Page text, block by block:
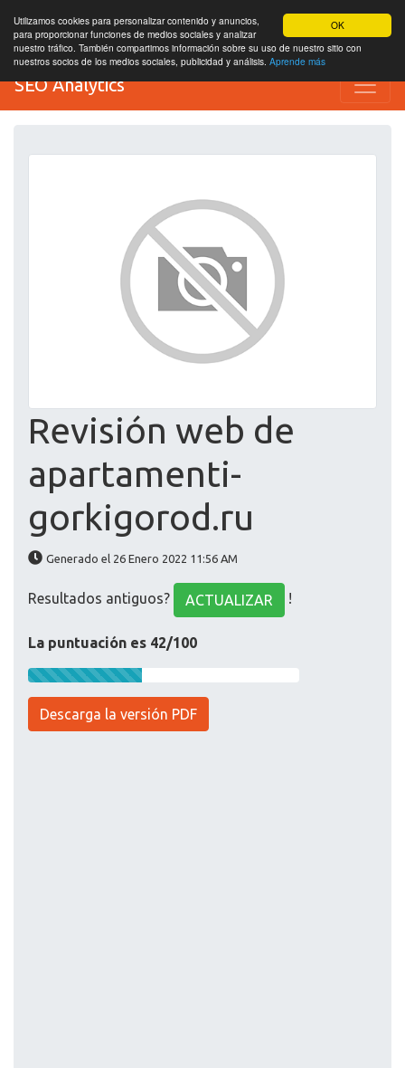
OK
Utilizamos cookies para personalizar contenido y anuncios,
para proporcionar funciones de medios sociales y analizar
nuestro tráfico. También compartimos información sobre su uso de nuestro sitio con
nuestros socios de los medios sociales, publicidad y análisis. Aprende más
SEO Analytics
Revisión web de
apartamenti-
gorkigorod.ru
Generado el 26 Enero 2022 11:56 AM
Resultados antiguos? ACTUALIZAR !
La puntuación es 42/100
Descarga la versión PDF